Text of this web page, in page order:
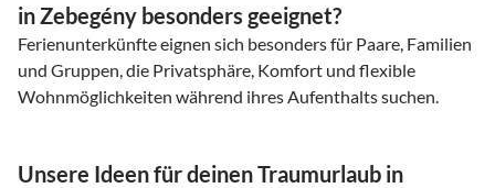
in Zebegény besonders geeignet?
Ferienunterkünfte eignen sich besonders für Paare, Familien
und Gruppen, die Privatsphäre, Komfort und flexible
Wohnmöglichkeiten während ihres Aufenthalts suchen.
Unsere Ideen für deinen Traumurlaub in